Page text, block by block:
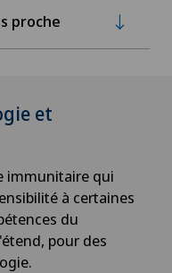
proche
et
immunitaire qui
à certaines
du
pour des